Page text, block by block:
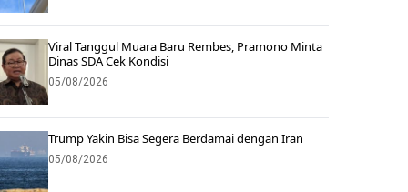
Viral Tanggul Muara Baru Rembes, Pramono Minta
Dinas SDA Cek Kondisi
05/08/2026
Trump Yakin Bisa Segera Berdamai dengan Iran
05/08/2026